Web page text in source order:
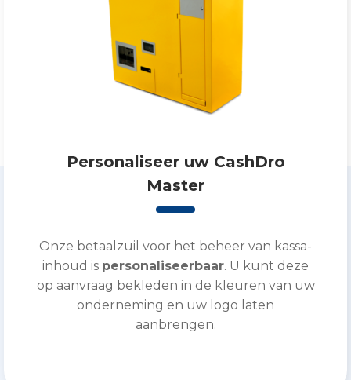
Personaliseer uw CashDro
Master
Onze betaalzuil voor het beheer van kassa-
inhoud is personaliseerbaar. U kunt deze
op aanvraag bekleden in de kleuren van uw
onderneming en uw logo laten
aanbrengen.